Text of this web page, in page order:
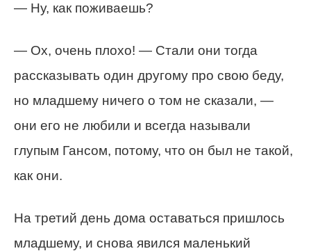
— Ну, как поживаешь?
— Ох, очень плохо! — Стали они тогда
рассказывать один другому про свою беду,
но младшему ничего о том не сказали, —
они его не любили и всегда называли
глупым Гансом, потому, что он был не такой,
как они.
На третий день дома оставаться пришлось
младшему, и снова явился маленький